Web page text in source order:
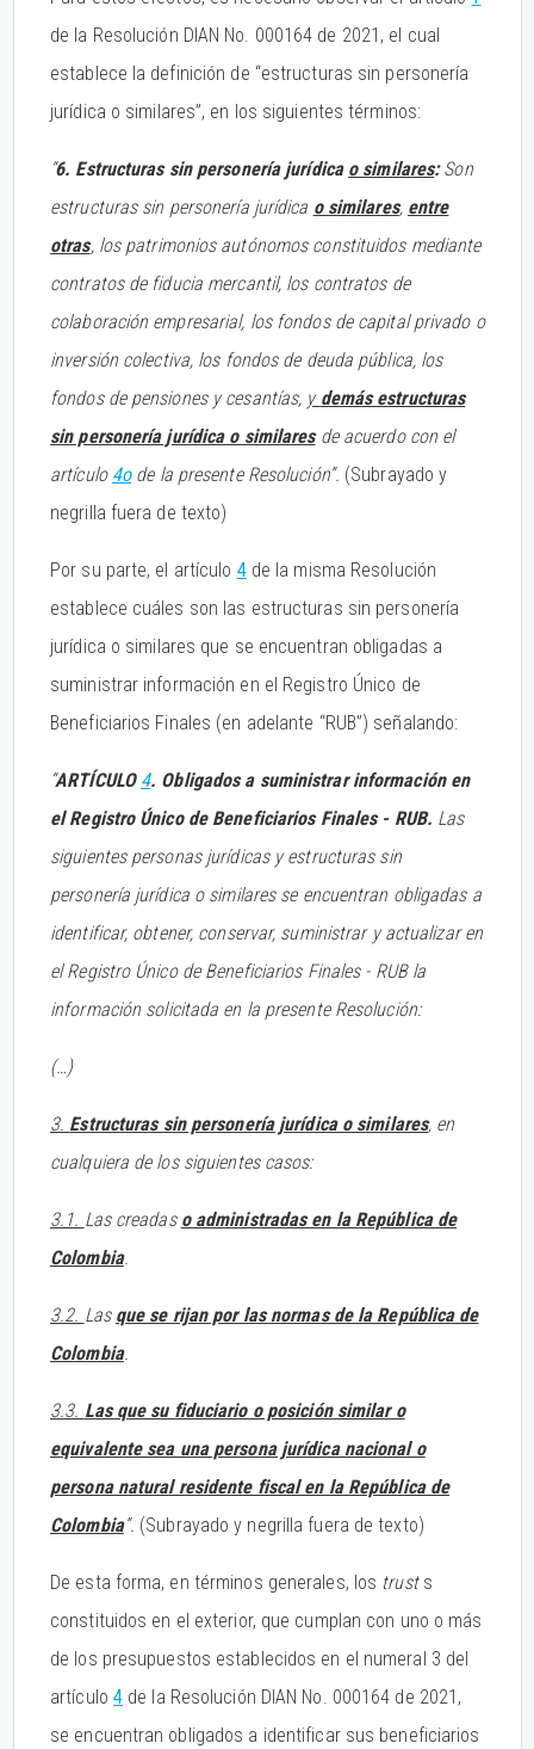
de la Resolución DIAN No. 000164 de 2021, el cual
establece la definición de “estructuras sin personería
jurídica o similares”, en los siguientes términos:
“6. Estructuras sin personería jurídica o similares:Son
estructuras sin personería jurídica o similares, entre
otras, los patrimonios autónomos constituidos mediante
contratos de fiducia mercantil, los contratos de
colaboración empresarial, los fondos de capital privado o
inversión colectiva, los fondos de deuda pública, los
fondos de pensiones y cesantías, y demás estructuras
sin personería jurídica o similaresde acuerdo con el
artículo 4ode la presente Resolución”. (Subrayado y
negrilla fuera de texto)
Por su parte, el artículo 4de la misma Resolución
establece cuáles son las estructuras sin personería
jurídica o similares que se encuentran obligadas a
suministrar información en el Registro Único de
Beneficiarios Finales (en adelante “RUB”) señalando:
“ARTÍCULO 4. Obligados a suministrar información en
el Registro Único de Beneficiarios Finales - RUB. Las
siguientes personas jurídicas y estructuras sin
personería jurídica o similares se encuentran obligadas a
identificar, obtener, conservar, suministrar y actualizar en
el Registro Único de Beneficiarios Finales - RUB la
información solicitada en la presente Resolución:
(…)
3. Estructuras sin personería jurídica o similares, en
cualquiera de los siguientes casos:
3.1. Las creadas o administradas en la República de
Colombia.
3.2. Las que se rijan por las normas de la República de
Colombia.
3.3. Las que su fiduciario o posición similar o
equivalente sea una persona jurídica nacional o
persona natural residente fiscal en la República de
Colombia”. (Subrayado y negrilla fuera de texto)
De esta forma, en términos generales, los trust s
constituidos en el exterior, que cumplan con uno o más
de los presupuestos establecidos en el numeral 3 del
artículo 4 de la Resolución DIAN No. 000164 de 2021,
se encuentran obligados a identificar sus beneficiarios